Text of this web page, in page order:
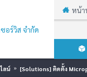
หน้า
ลน์ [Solutions] ติดตั้ง